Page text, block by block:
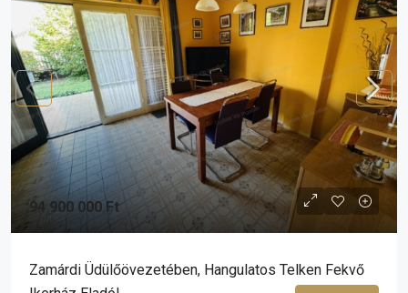
94 900 000 Ft
Zamárdi Üdülőövezetében, Hangulatos Telken Fekvő